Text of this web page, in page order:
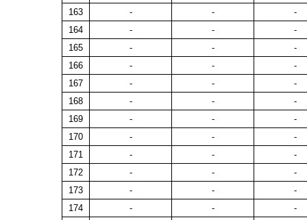
163
- -
-
164
- -
-
165
- -
-
166
- -
-
167
- -
-
168
- -
-
169
- -
-
170
- -
-
171
- -
-
172
- -
-
173
- -
-
174
- -
-